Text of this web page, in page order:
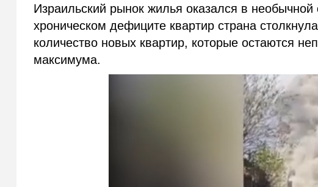
Израильский рынок жилья оказался в
хроническом дефиците квартир страна
количество новых квартир, которые остаются
максимума.